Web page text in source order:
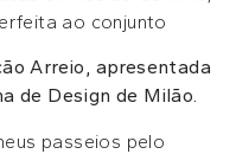
ao conjunto
Arreio, apresentada
de Design de Milão.
passeios pelo